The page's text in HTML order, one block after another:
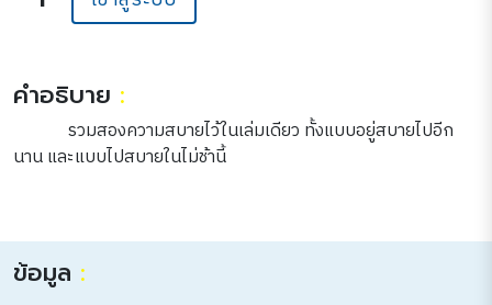
คำอธิบาย :
รวมสองความสบายไว้ในเล่มเดียว ทั้งแบบอยู่สบายไปอีก
นาน และแบบไปสบายในไม่ช้านี้
ข้อมูล :